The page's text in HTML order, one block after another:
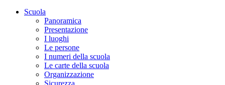
Scuola
Panoramica
Presentazione
I luoghi
Le persone
I numeri della scuola
Le carte della scuola
Organizzazione